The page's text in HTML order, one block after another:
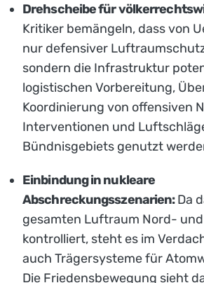
Drehscheibe für
Kritiker bemängeln, dass von
nur defensiver
sondern die Infrastruktur
logistischen Vorbereitung,
Koordinierung von offensiven
Interventionen und
Bündnisgebiets genutzt
Einbindung in nukleare
Abschreckungsszenarien:Da
gesamten Luftraum Nord-
kontrolliert, steht es im
auch Trägersysteme für
Die Friedensbewegung sieht